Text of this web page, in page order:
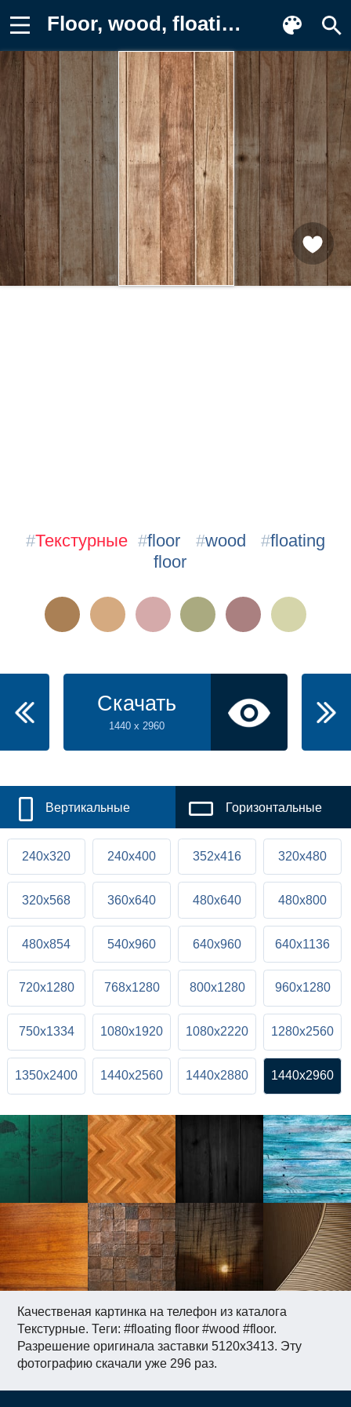
Floor, wood, floating floor Фото
Качественая картинка на телефон из каталога
Текстурные. Теги: #floating floor #wood #floor.
Разрешение оригинала заставки 5120x3413. Эту
фотографию скачали уже 296 раз.
#Текстурные #floor #wood #floating
floor
Скачать
1440 x 2960
Вертикальные Горизонтальные
240x320 240x400 352x416 320x480
320x568 360x640 480x640 480x800
480x854 540x960 640x960 640x1136
720x1280 768x1280 800x1280 960x1280
750x1334 1080x1920 1080x2220 1280x2560
1350x2400 1440x2560 1440x2880 1440x2960